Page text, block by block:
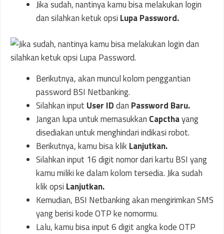
Jika sudah, nantinya kamu bisa melakukan login
dan silahkan ketuk opsi Lupa Password.
Berikutnya, akan muncul kolom penggantian
password BSI Netbanking.
Silahkan input User IDdan Password Baru.
Jangan lupa untuk memasukkan Capcthayang
disediakan untuk menghindari indikasi robot.
Berikutnya, kamu bisa klik Lanjutkan.
Silahkan input 16 digit nomor dari kartu BSI yang
kamu miliki ke dalam kolom tersedia. Jika sudah
klik opsi Lanjutkan.
Kemudian, BSI Netbanking akan mengirimkan SMS
yang berisi kode OTP ke nomormu.
Lalu, kamu bisa input 6 digit angka kode OTP